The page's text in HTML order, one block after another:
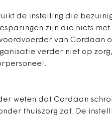
de instelling die
zijn die niets
van Cordaan
verder niet op
weten dat Cordaan
thuiszorg zat. De